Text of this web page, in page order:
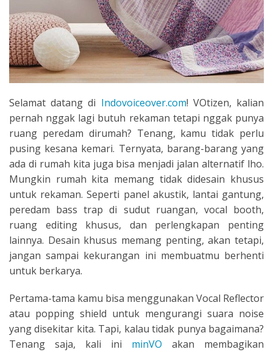
Selamat datang di Indovoiceover.com! VOtizen, kalian
pernah nggak lagi butuh rekaman tetapi nggak punya
ruang peredam dirumah? Tenang, kamu tidak perlu
pusing kesana kemari. Ternyata, barang-barang yang
ada di rumah kita juga bisa menjadi jalan alternatif lho.
Mungkin rumah kita memang tidak didesain khusus
untuk rekaman. Seperti panel akustik, lantai gantung,
peredam bass trap di sudut ruangan, vocal booth,
ruang editing khusus, dan perlengkapan penting
lainnya. Desain khusus memang penting, akan tetapi,
jangan sampai kekurangan ini membuatmu berhenti
untuk berkarya.
Pertama-tama kamu bisa menggunakan Vocal Reflector
atau popping shield untuk mengurangi suara noise
yang disekitar kita. Tapi, kalau tidak punya bagaimana?
Tenang saja, kali ini minVO akan membagikan